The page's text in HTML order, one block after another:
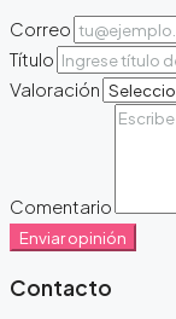
Correo
Título
Valoración
Comentario
Enviar opinión
Contacto